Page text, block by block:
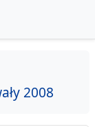
2008